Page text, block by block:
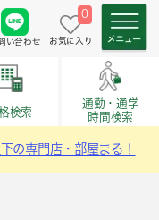
い合わせ
0
お気に入り
検索
通勤・通学
時間検索
の専門店・部屋まる！